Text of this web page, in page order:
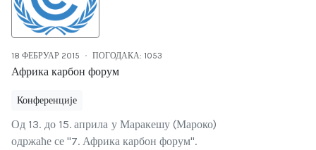
18 ФЕБРУАР 2015 ПОГОДАКА: 1053
Африка карбон форум
Конференције
Од 13. до 15. априла у Маракешу (Мароко)
одржаће се "7. Африка карбон форум".